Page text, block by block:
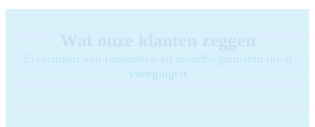
Ervaringen van tandartsen en mondhygiënisten die u
voorgingen